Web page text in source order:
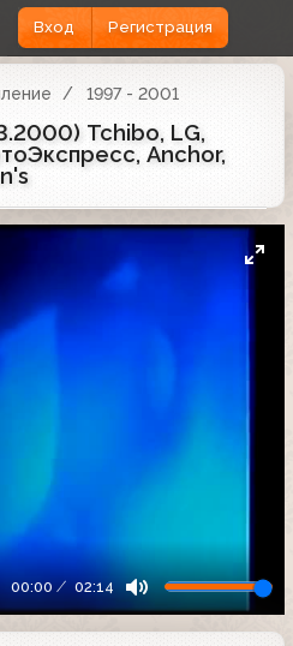
Вход Регистрация
1997 - 2001
Tchibo, LG,
Anchor,
00:00 02:14